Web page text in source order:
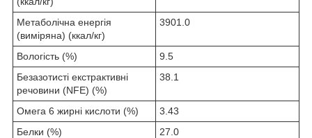
Метаболічна енергія
(виміряна) (ккал/кг)
3901.0
Вологість (%)
9.5
Безазотисті екстрактивні
речовини (NFE) (%)
38.1
Омега 6 жирні кислоти (%)
3.43
Белки (%)
27.0